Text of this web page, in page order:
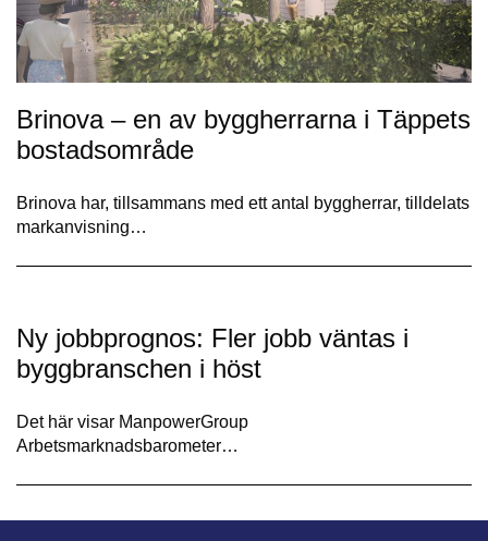
Brinova – en av byggherrarna i Täppets
bostadsområde
Brinova har, tillsammans med ett antal byggherrar, tilldelats
markanvisning…
Ny jobbprognos: Fler jobb väntas i
byggbranschen i höst
Det här visar ManpowerGroup
Arbetsmarknadsbarometer…